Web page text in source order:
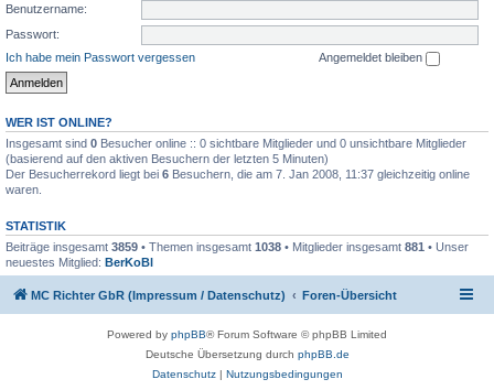
Benutzername:
Passwort:
Ich habe mein Passwort vergessen
Angemeldet bleiben
WER IST ONLINE?
Insgesamt sind 0 Besucher online :: 0 sichtbare Mitglieder und 0 unsichtbare Mitglieder
(basierend auf den aktiven Besuchern der letzten 5 Minuten)
Der Besucherrekord liegt bei 6 Besuchern, die am 7. Jan 2008, 11:37 gleichzeitig online
waren.
STATISTIK
Beiträge insgesamt 3859 • Themen insgesamt 1038 • Mitglieder insgesamt 881 • Unser
neuestes Mitglied: BerKoBl
MC Richter GbR (Impressum / Datenschutz) Foren-Übersicht
Powered by phpBB® Forum Software © phpBB Limited
Deutsche Übersetzung durch phpBB.de
Datenschutz| Nutzungsbedingungen